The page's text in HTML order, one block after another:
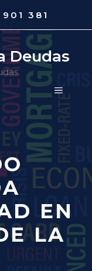
901 381
Deudas
MENÚ
EN
LA